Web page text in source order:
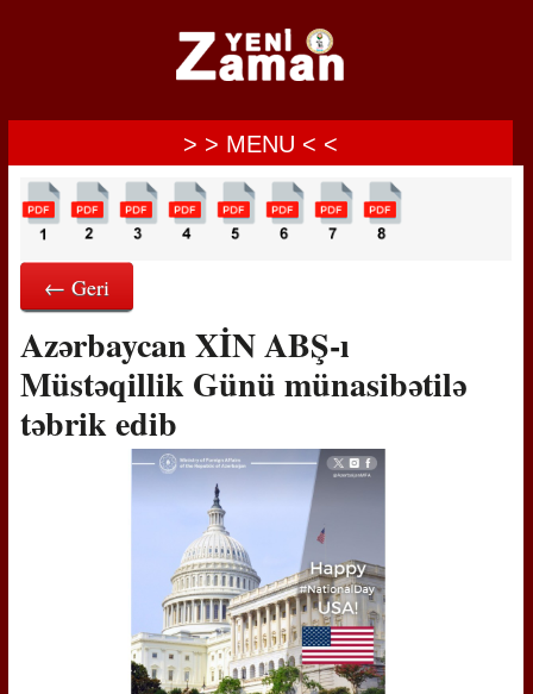
> > MENU < <
← Geri
Azərbaycan XİN ABŞ-ı
Müstəqillik Günü münasibətilə
təbrik edib